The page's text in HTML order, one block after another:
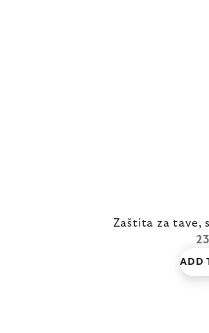
Zaštita za tave,
ADD